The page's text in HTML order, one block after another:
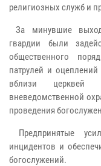
религиозных служб и
За минувшие
гвардии были
общественного
патрулей и
вблизи церквей
вневедомственной
проведения
Предпринятые
инцидентов и
богослужений.